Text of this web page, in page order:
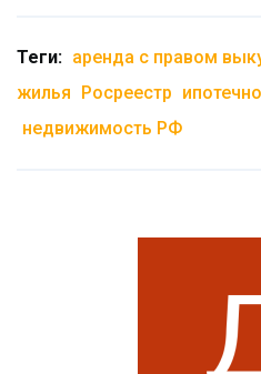
Теги: аренда с правом
жилья
Росреестр
недвижимость РФ